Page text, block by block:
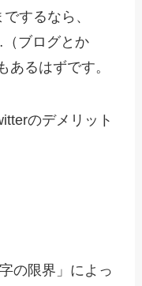
するなら、
ブログとか
あるはずです。
のデメリット
の限界」によっ